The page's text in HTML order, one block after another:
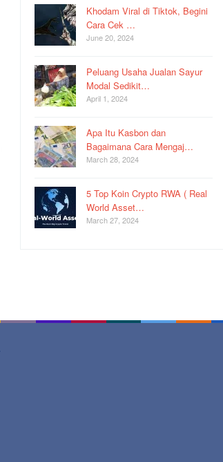
Khodam Viral di Tiktok, Begini
Cara Cek …
June 20, 2024
Peluang Usaha Jualan Sayur
Modal Sedikit…
April 1, 2024
Apa Itu Kasbon dan
Bagaimana Cara Mengaj…
March 28, 2024
5 Top Koin Crypto RWA ( Real
World Asset…
March 27, 2024